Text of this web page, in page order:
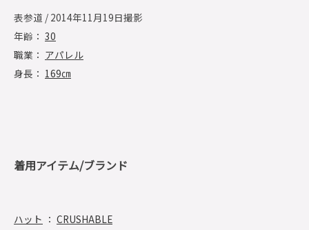
表参道 / 2014年11月19日撮影
年齢： 30
職業： アパレル
身長： 169㎝
着用アイテム/ブランド
ハット ： CRUSHABLE